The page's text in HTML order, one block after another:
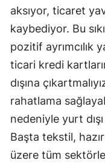
aksıyor, ticaret
kaybediyor. Bu
pozitif ayrımcılık
ticari kredi
dışına
rahatlama
nedeniyle yurt
Başta tekstil,
üzere tüm